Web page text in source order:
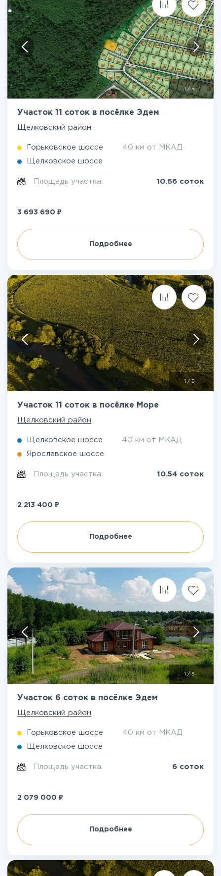
1 / 5
Участок 11 соток в посёлке Эдем
Щелковский район
Горьковское шоссе 40 км от МКАД
Щелковское шоссе
Площадь участка: 10.66 соток
3 693 690 ₽
Подробнее
1 / 5
Участок 11 соток в посёлке Море
Щелковский район
Щелковское шоссе 40 км от МКАД
Ярославское шоссе
Площадь участка: 10.54 соток
2 213 400 ₽
Подробнее
1 / 5
Участок 6 соток в посёлке Эдем
Щелковский район
Горьковское шоссе 40 км от МКАД
Щелковское шоссе
Площадь участка: 6 соток
2 079 000 ₽
Подробнее